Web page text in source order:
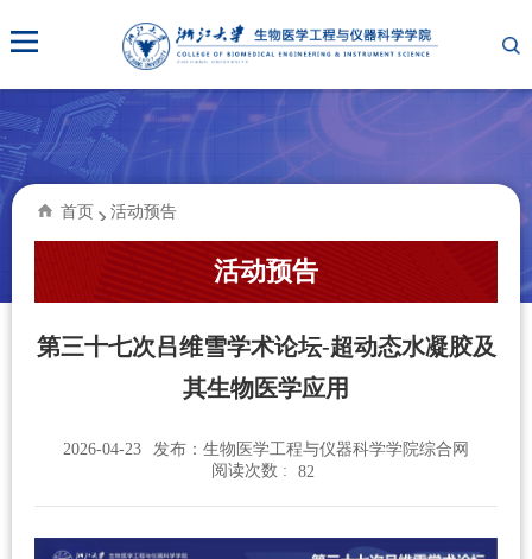
首页 活动预告
活动预告
第三十七次吕维雪学术论坛-超动态水凝胶及
其生物医学应用
2026-04-23
发布：生物医学工程与仪器科学学院综合网
阅读次数 :
82